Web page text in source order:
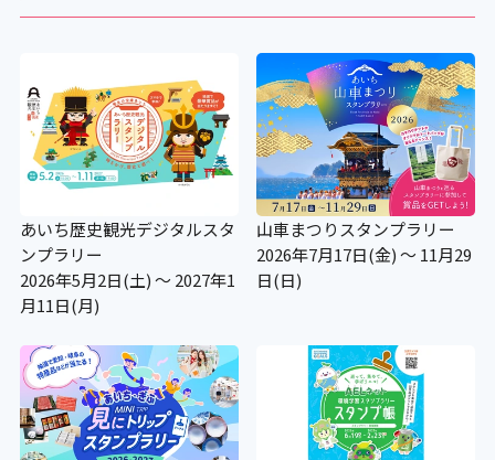
あいち歴史観光デジタルスタ
ンプラリー
2026年5月2日(土) ～ 2027年1
月11日(月)
山車まつりスタンプラリー
2026年7月17日(金) ～ 11月29
日(日)